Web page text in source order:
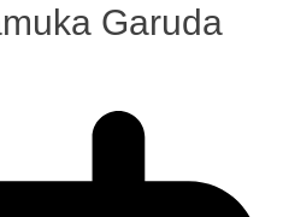
Garuda